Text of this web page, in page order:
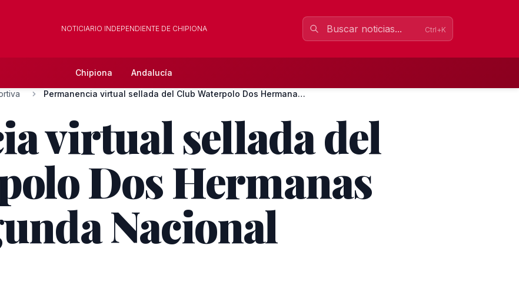
NOTICIARIO INDEPENDIENTE DE CHIPIONA Ctrl+K
Chipiona Andalucía
Permanencia virtual sellada del Club Waterpolo Dos Hermanas...
virtual sellada del
Dos Hermanas
Nacional